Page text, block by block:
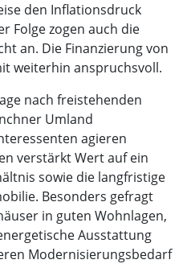
den Inflationsdruck
Folge zogen auch die
an. Die Finanzierung von
weiterhin anspruchsvoll.
nach freistehenden
Umland
agieren
verstärkt Wert auf ein
sowie die langfristige
Besonders gefragt
in guten Wohnlagen,
Ausstattung
Modernisierungsbedarf